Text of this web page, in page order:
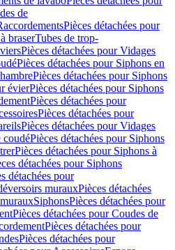
de
Pièces détachées pour
braserTubes de trop-
Pièces détachées pour Vidages
Pièces détachées pour Siphons en
Pièces détachées pour Siphons
évierPièces détachées pour Siphons
Pièces détachées pour
Pièces détachées pour
Pièces détachées pour Vidages
coudéPièces détachées pour Siphons
Pièces détachées pour Siphons à
détachées pour Siphons
détachées pour
murauxPièces détachées
SiphonsPièces détachées pour
Pièces détachées pour Coudes de
Pièces détachées pour
Pièces détachées pour